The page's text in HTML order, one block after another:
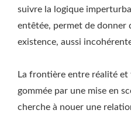
suivre la logique
entêtée, permet de donner
existence, aussi
La frontière entre réalité
gommée par une mise en
cherche à nouer une